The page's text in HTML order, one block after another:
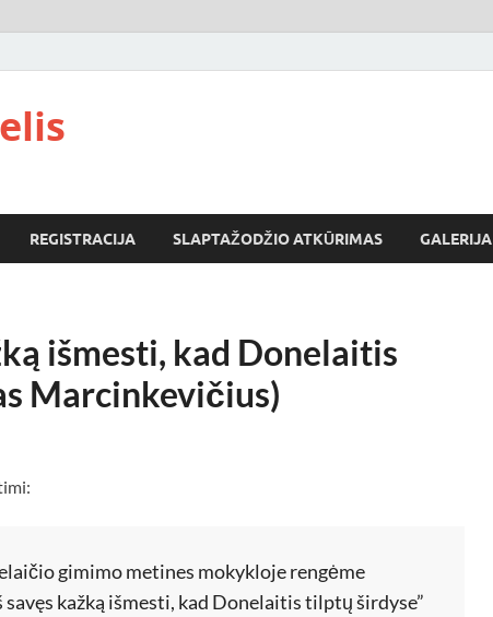
REGISTRACIJA SLAPTAŽODŽIO ATKŪRIMAS GALERIJA
išmesti, kad Donelaitis
Marcinkevičius)
gimimo metines mokykloje rengėme
kažką išmesti, kad Donelaitis tilptų širdyse”